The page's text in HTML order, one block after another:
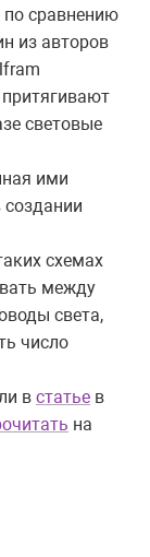
сравнению
из авторов
световые
ими
создании
схемах
между
света,
число
в статье в
на